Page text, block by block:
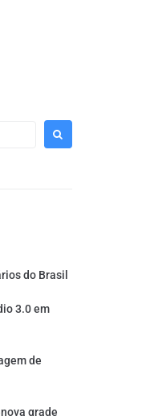
do Brasil
3.0 em
de
grade